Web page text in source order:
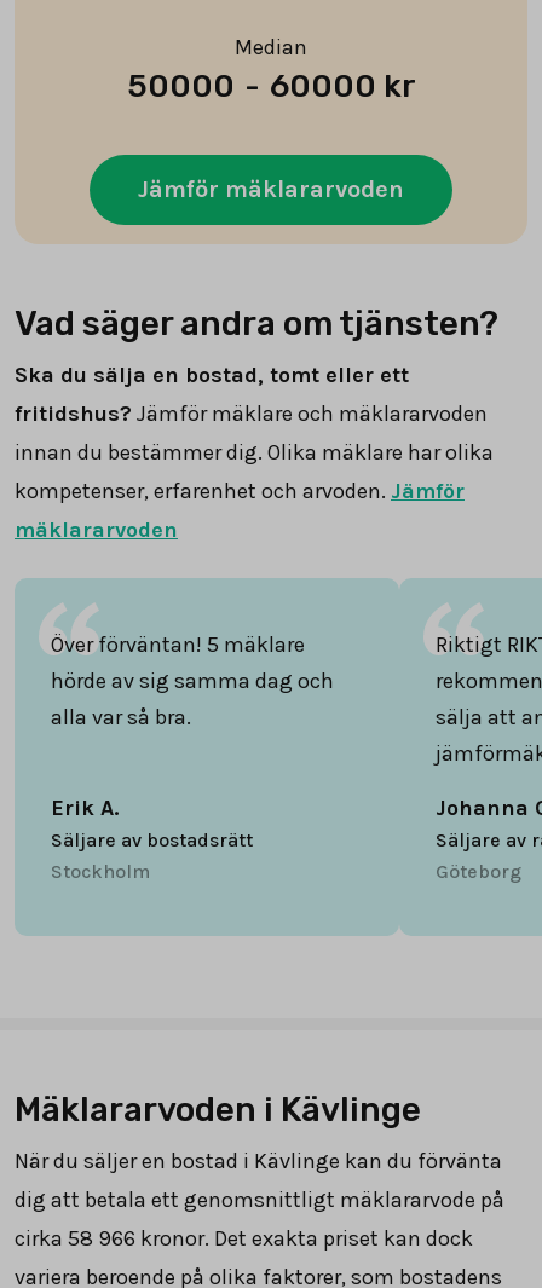
Median
50000 - 60000 kr
Jämför mäklararvoden
Vad säger andra om tjänsten?
Ska du sälja en bostad, tomt eller ett
fritidshus? Jämför mäklare och mäklararvoden
innan du bestämmer dig. Olika mäklare har olika
kompetenser, erfarenhet och arvoden. Jämför
mäklararvoden
Över förväntan! 5 mäklare
hörde av sig samma dag och
alla var så bra.
Erik A.
Säljare av bostadsrätt
Stockholm
Riktigt
sälja att
Johanna
Säljare av
Göteborg
Mäklararvoden i Kävlinge
När du säljer en bostad i Kävlinge kan du förvänta
dig att betala ett genomsnittligt mäklararvode på
cirka 58 966 kronor. Det exakta priset kan dock
variera beroende på olika faktorer, som bostadens